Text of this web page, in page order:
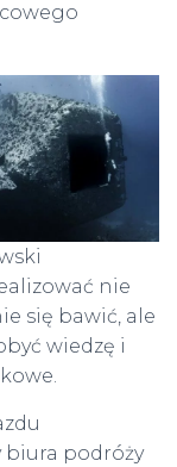
nie
się bawić, ale
wiedzę i
biura podróży